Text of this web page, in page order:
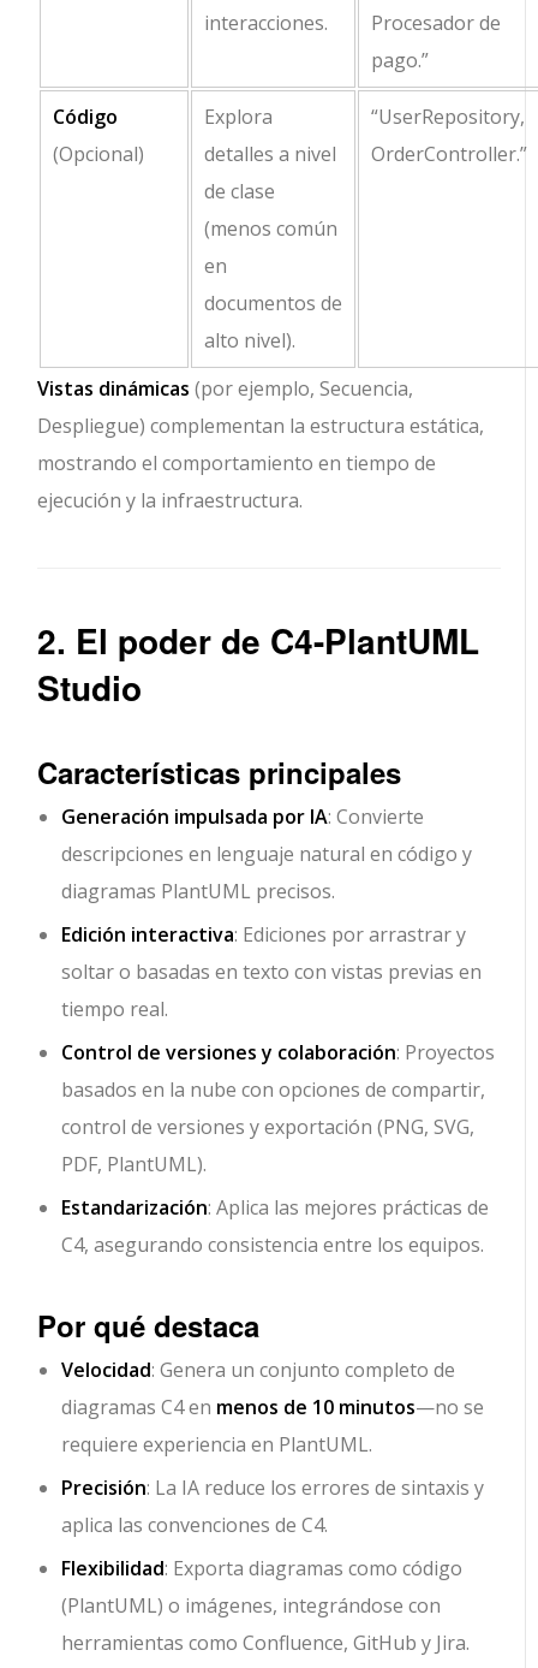
interacciones.
Procesador de
pago.”
Código
(Opcional)
Explora
detalles a nivel
de clase
(menos común
en
documentos de
alto nivel).
“UserRepository,
OrderController.”
Vistas dinámicas (por ejemplo, Secuencia,
Despliegue) complementan la estructura estática,
mostrando el comportamiento en tiempo de
ejecución y la infraestructura.
2. El poder de C4-PlantUML
Studio
Características principales
Generación impulsada por IA: Convierte
descripciones en lenguaje natural en código y
diagramas PlantUML precisos.
Edición interactiva: Ediciones por arrastrar y
soltar o basadas en texto con vistas previas en
tiempo real.
Control de versiones y colaboración: Proyectos
basados en la nube con opciones de compartir,
control de versiones y exportación (PNG, SVG,
PDF, PlantUML).
Estandarización: Aplica las mejores prácticas de
C4, asegurando consistencia entre los equipos.
Por qué destaca
Velocidad: Genera un conjunto completo de
diagramas C4 en menos de 10 minutos—no se
requiere experiencia en PlantUML.
Precisión: La IA reduce los errores de sintaxis y
aplica las convenciones de C4.
Flexibilidad: Exporta diagramas como código
(PlantUML) o imágenes, integrándose con
herramientas como Confluence, GitHub y Jira.